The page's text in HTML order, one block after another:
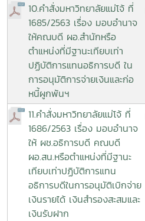
10.คำสั่งมหาวิทยาลัยแม่โจ้ ที่
1685/2563 เรื่อง มอบอำนาจ
ให้คณบดี ผอ.สำนักหรือ
ตำแหน่งที่มีฐานะเทียบเท่า
ปฏิบัติการแทนอธิการบดี ใน
การอนุมัติการจ่ายเงินและก่อ
หนี้ผูกพันฯ
11.คำสั่งมหาวิทยาลัยแม่โจ้ ที่
1686/2563 เรื่อง มอบอำนาจ
ให้ ผช.อธิการบดี คณบดี
ผอ.สน.หรือตำแหน่งที่มีฐานะ
เทียบเท่าปฏิบัติการแทน
อธิการบดีในการอนุมัติเบิกจ่าย
เงินรายได้ เงินสำรองสะสมและ
เงินรับฝาก